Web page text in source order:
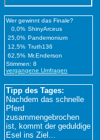
Wer gewinnt das Finale?
0,0% ShinyArceus
25,0% Pandemonium
12,5% Truth136
62,5% Mr.Enderson
Stimmen: 8
vergangene Umfragen
Tipp des Tages:
Nachdem das schnelle
Pferd
zusammengebrochen
ist, kommt der geduldige
Esel ins Ziel...